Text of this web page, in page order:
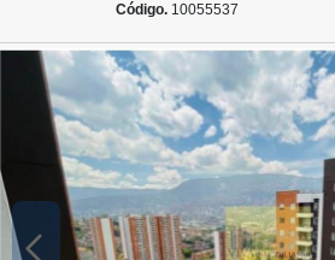
Código. 10055537